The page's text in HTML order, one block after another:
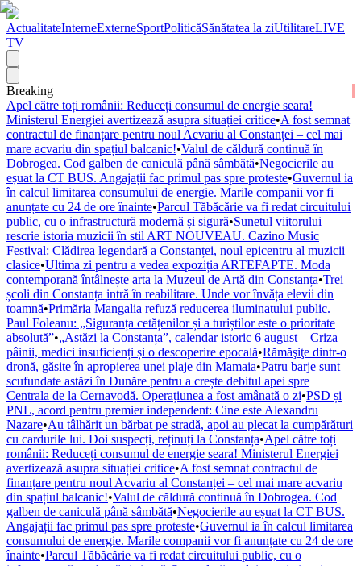
ActualitateInterneExterneSportPoliticăSănătatea la ziUtilitareLIVE
TV
Breaking
Apel către toți românii: Reduceți consumul de energie seara!
Ministerul Energiei avertizează asupra situației critice•A fost semnat
contractul de finanțare pentru noul Acvariu al Constanței – cel mai
mare acvariu din spațiul balcanic!•Valul de căldură continuă în
Dobrogea. Cod galben de caniculă până sâmbătă•Negocierile au
eșuat la CT BUS. Angajații fac primul pas spre proteste•Guvernul ia
în calcul limitarea consumului de energie. Marile companii vor fi
anunțate cu 24 de ore înainte•Parcul Tăbăcărie va fi redat circuitului
public, cu o infrastructură modernă și sigură•Sunetul viitorului
rescrie istoria muzicii în stil ART NOUVEAU. Cazino Music
Festival: Clădirea legendară a Constanței, noul epicentru al muzicii
clasice•Ultima zi pentru a vedea expoziția ARTEFAPTE. Moda
contemporană întâlnește arta la Muzeul de Artă din Constanța•Trei
școli din Constanța intră în reabilitare. Unde vor învăța elevii din
toamnă•Primăria Mangalia refuză reducerea iluminatului public.
Paul Foleanu: „Siguranța cetățenilor și a turiștilor este o prioritate
absolută”•„Astăzi la Constanța”, calendar istoric 6 august – Criza
pâinii, medici insuficienți și o descoperire epocală•Rămăşiţe dintr-o
dronă, găsite în apropierea unei plaje din Mamaia•Patru barje sunt
scufundate astăzi în Dunăre pentru a crește debitul apei spre
Centrala de la Cernavodă. Operațiunea a fost amânată o zi•PSD și
PNL, acord pentru premier independent: Cine este Alexandru
Nazare•Au tâlhărit un bărbat pe stradă, apoi au plecat la cumpărături
cu cardurile lui. Doi suspecți, reținuți la Constanța•Apel către toți
românii: Reduceți consumul de energie seara! Ministerul Energiei
avertizează asupra situației critice•A fost semnat contractul de
finanțare pentru noul Acvariu al Constanței – cel mai mare acvariu
din spațiul balcanic!•Valul de căldură continuă în Dobrogea. Cod
galben de caniculă până sâmbătă•Negocierile au eșuat la CT BUS.
Angajații fac primul pas spre proteste•Guvernul ia în calcul limitarea
consumului de energie. Marile companii vor fi anunțate cu 24 de ore
înainte•Parcul Tăbăcărie va fi redat circuitului public, cu o